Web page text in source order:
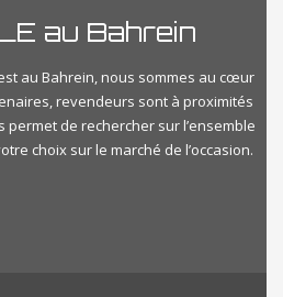
au Bahrein
au Bahrein, nous sommes au cœur
revendeurs sont à proximités
de rechercher sur l’ensemble
choix sur le marché de l’occasion.